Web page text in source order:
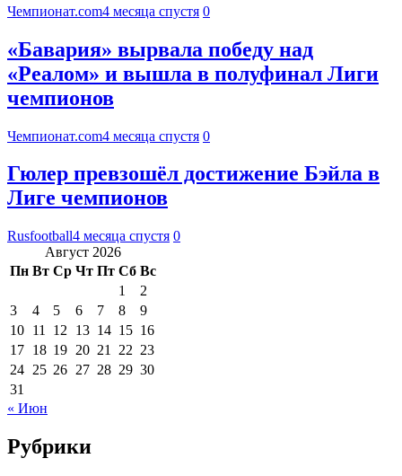
Чемпионат.com4 месяца спустя 0
«Бавария» вырвала победу над
«Реалом» и вышла в полуфинал Лиги
чемпионов
Чемпионат.com4 месяца спустя 0
Гюлер превзошёл достижение Бэйла в
Лиге чемпионов
Rusfootball4 месяца спустя 0
Август 2026
Пн Вт Ср Чт Пт Сб Вс
1
2
3
4 5 6 7 8
9
10 11 12 13 14 15 16
17 18 19 20 21 22 23
24 25 26 27 28 29 30
31
« Июн
Рубрики